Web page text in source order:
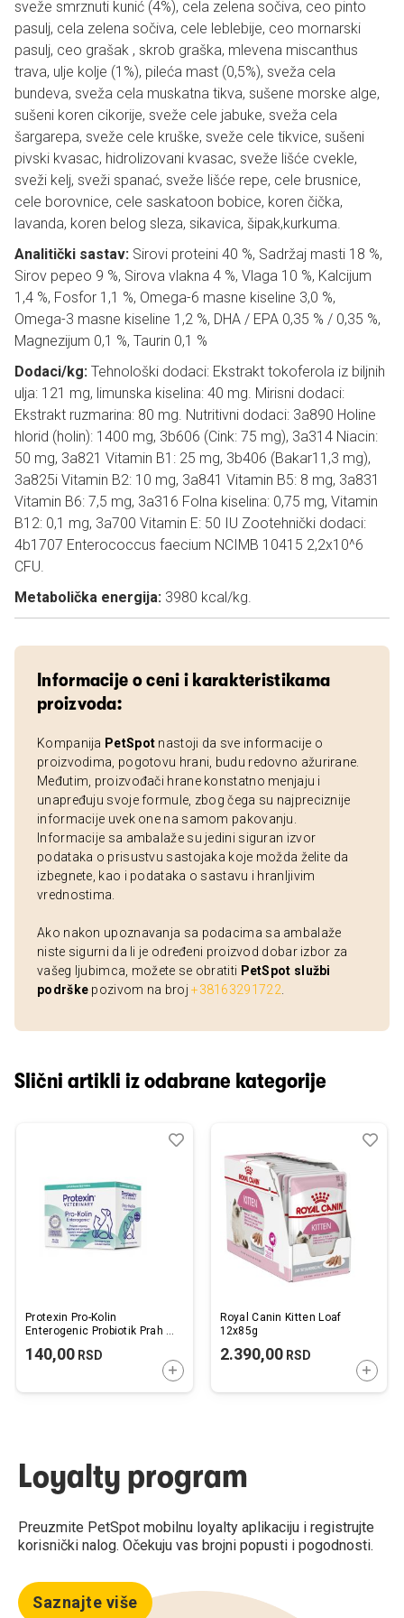
sveže smrznuti kunić (4%), cela zelena sočiva, ceo pinto
pasulj, cela zelena sočiva, cele leblebije, ceo mornarski
pasulj, ceo grašak , skrob graška, mlevena miscanthus
trava, ulje kolje (1%), pileća mast (0,5%), sveža cela
bundeva, sveža cela muskatna tikva, sušene morske alge,
sušeni koren cikorije, sveže cele jabuke, sveža cela
šargarepa, sveže cele kruške, sveže cele tikvice, sušeni
pivski kvasac, hidrolizovani kvasac, sveže lišće cvekle,
sveži kelj, sveži spanać, sveže lišće repe, cele brusnice,
cele borovnice, cele saskatoon bobice, koren čička,
lavanda, koren belog sleza, sikavica, šipak,kurkuma.
Analitički sastav: Sirovi proteini 40 %, Sadržaj masti 18 %,
Sirov pepeo 9 %, Sirova vlakna 4 %, Vlaga 10 %, Kalcijum
1,4 %, Fosfor 1,1 %, Omega-6 masne kiseline 3,0 %,
Omega-3 masne kiseline 1,2 %, DHA / EPA 0,35 % / 0,35 %,
Magnezijum 0,1 %, Taurin 0,1 %
Dodaci/kg: Tehnološki dodaci: Ekstrakt tokoferola iz biljnih
ulja: 121 mg, limunska kiselina: 40 mg. Mirisni dodaci:
Ekstrakt ruzmarina: 80 mg. Nutritivni dodaci: 3a890 Holine
hlorid (holin): 1400 mg, 3b606 (Cink: 75 mg), 3a314 Niacin:
50 mg, 3a821 Vitamin B1: 25 mg, 3b406 (Bakar11,3 mg),
3a825i Vitamin B2: 10 mg, 3a841 Vitamin B5: 8 mg, 3a831
Vitamin B6: 7,5 mg, 3a316 Folna kiselina: 0,75 mg, Vitamin
B12: 0,1 mg, 3a700 Vitamin E: 50 IU Zootehnički dodaci:
4b1707 Enterococcus faecium NCIMB 10415 2,2x10^6
CFU.
Metabolička energija: 3980 kcal/kg.
Informacije o ceni i karakteristikama
proizvoda:
Kompanija PetSpot nastoji da sve informacije o
proizvodima, pogotovu hrani, budu redovno ažurirane.
Međutim, proizvođači hrane konstatno menjaju i
unapređuju svoje formule, zbog čega su najpreciznije
informacije uvek one na samom pakovanju.
Informacije sa ambalaže su jedini siguran izvor
podataka o prisustvu sastojaka koje možda želite da
izbegnete, kao i podataka o sastavu i hranljivim
vrednostima.
Ako nakon upoznavanja sa podacima sa ambalaže
niste sigurni da li je određeni proizvod dobar izbor za
vašeg ljubimca, možete se obratiti PetSpot službi
podrške pozivom na broj+38163291722
Slični artikli iz odabrane kategorije
Protexin Pro-Kolin
Enterogenic Probiotik Prah u
/ 1kom.
140,00 RSD
DODAJTE U KORPU
Dodaj
Uporedi
Royal Canin Kitten Loaf
12x85g
2.390,00RSD
Loyalty program
Preuzmite PetSpot mobilnu loyalty aplikaciju i registrujte
korisnički nalog. Očekuju vas brojni popusti i pogodnosti.
Saznajte više